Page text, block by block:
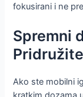
fokusirani i ne
Spremni
Ako ste mobilni